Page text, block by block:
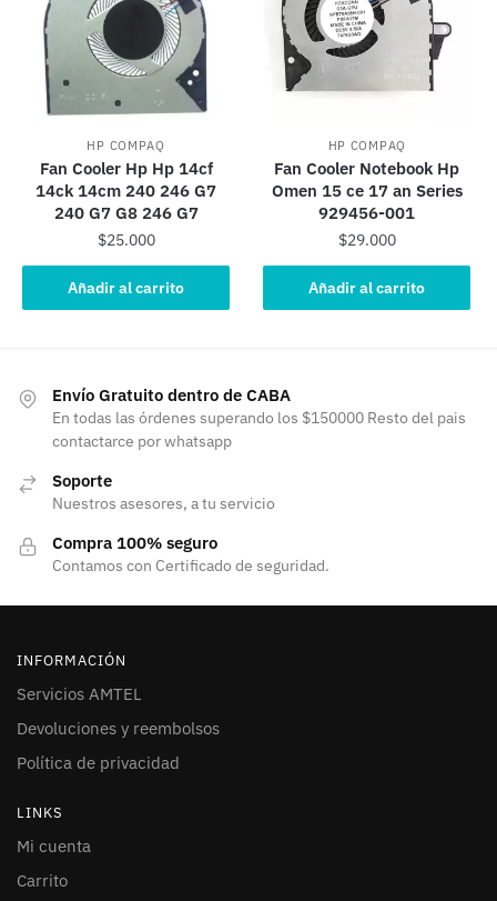
HP COMPAQ
Fan Cooler Hp Hp 14cf
14ck 14cm 240 246 G7
240 G7 G8 246 G7
$25.000
Añadir al carrito
HP COMPAQ
Fan Cooler Notebook Hp
Omen 15 ce 17 an Series
929456-001
$29.000
Añadir al carrito
Envío Gratuito dentro de CABA
En todas las órdenes superando los $150000 Resto del pais
contactarce por whatsapp
Soporte
Nuestros asesores, a tu servicio
Compra 100% seguro
Contamos con Certificado de seguridad.
INFORMACIÓN
Servicios AMTEL
Devoluciones y reembolsos
Política de privacidad
LINKS
Mi cuenta
Carrito